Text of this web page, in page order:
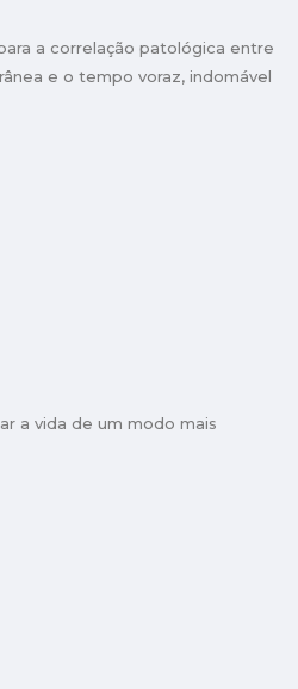
a correlação patológica entre
e o tempo voraz, indomável
a vida de um modo mais